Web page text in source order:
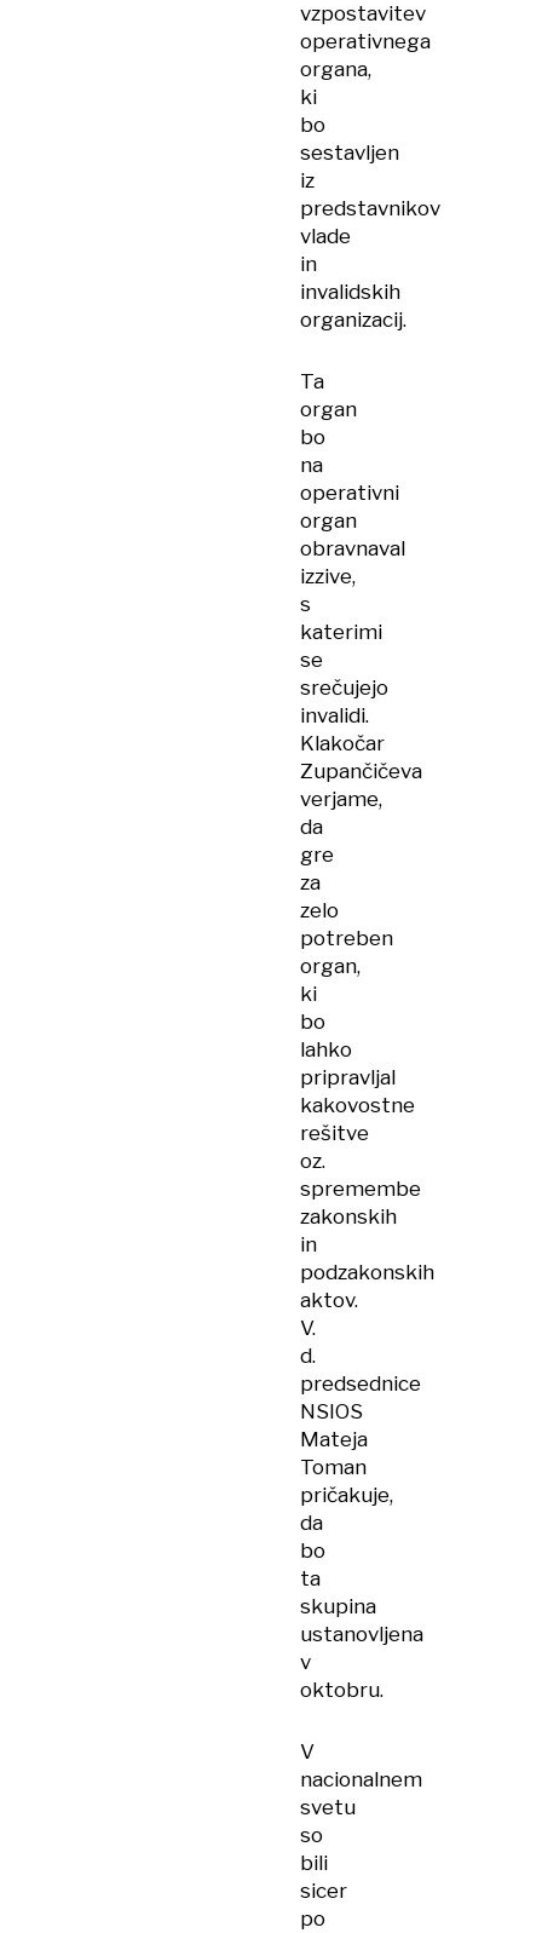
vzpostavitev
operativnega
organa,
ki
bo
sestavljen
iz
predstavnikov
vlade
in
invalidskih
organizacij.
Ta
organ
bo
na
operativni
organ
obravnaval
izzive,
s
katerimi
se
srečujejo
invalidi.
Klakočar
Zupančičeva
verjame,
da
gre
za
zelo
potreben
organ,
ki
bo
lahko
pripravljal
kakovostne
rešitve
oz.
spremembe
zakonskih
in
podzakonskih
aktov.
V.
d.
predsednice
NSIOS
Mateja
Toman
pričakuje,
da
bo
ta
skupina
ustanovljena
v
oktobru.
V
nacionalnem
svetu
so
bili
sicer
po